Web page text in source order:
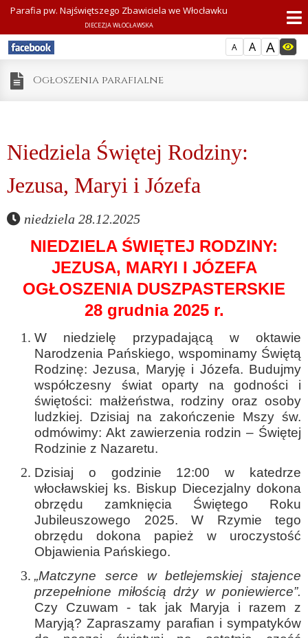
A A A
Parafia pw. Najświętszego Zbawiciela we Włocławku
DIECEZJA WŁOCŁAWSKA
Ogłoszenia parafialne
Niedziela Świętej Rodziny:
Jezusa, Maryi i Józefa
niedziela 28.12.2025
NIEDZIELA ŚWIĘTEJ RODZINY:
JEZUSA, MARYI I JÓZEFA
OGŁOSZENIA DUSZPASTERSKIE
28 grudnia 2025 r.
W niedzielę przypadającą w oktawie
Narodzenia Pańskiego, wspominamy Świętą
Rodzinę: Jezusa, Maryję i Józefa. Budujmy
współczesny świat oparty na godności i
świętości: małżeństwa, rodziny oraz osoby
ludzkiej. Dzisiaj na zakończenie Mszy św.
odmówimy: Akt zawierzenia rodzin – Świętej
Rodzinie z Nazaretu.
Dzisiaj o godzinie 12:00 w katedrze
włocławskiej ks. Biskup Diecezjalny dokona
obrzędu zamknięcia Świętego Roku
Jubileuszowego 2025. W Rzymie tego
obrzędu dokona papież w uroczystość
Objawienia Pańskiego.
„Matczyne serce w betlejemskiej stajence
przepełnione miłością drży w poniewierce”.
Czy Czuwam - tak jak Maryja i razem z
Maryją? Zapraszamy parafian i sympatyków